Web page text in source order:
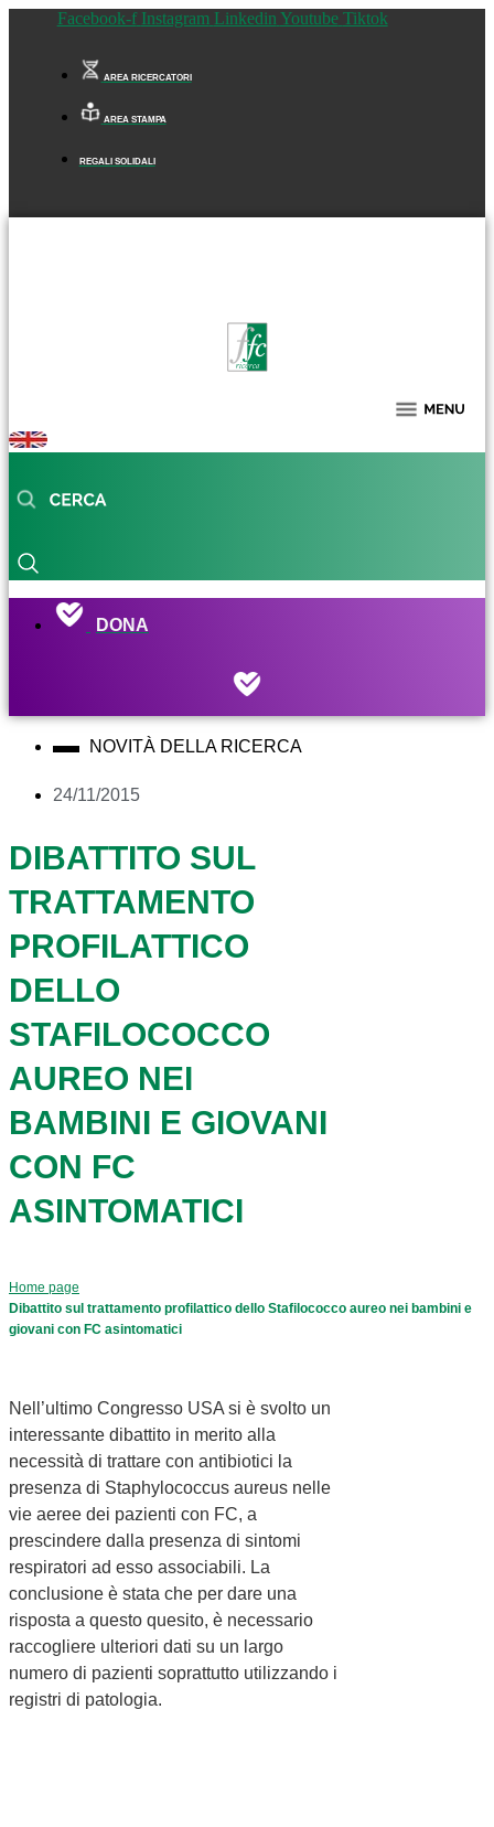
Facebook-f Instagram Linkedin Youtube Tiktok
AREA RICERCATORI
AREA STAMPA
REGALI SOLIDALI
DONA
NOVITÀ DELLA RICERCA
24/11/2015
DIBATTITO SUL
TRATTAMENTO
PROFILATTICO
DELLO
STAFILOCOCCO
AUREO NEI
BAMBINI E GIOVANI
CON FC
ASINTOMATICI
Home page
Dibattito sul trattamento profilattico dello Stafilococco aureo nei bambini e
giovani con FC asintomatici
Nell’ultimo Congresso USA si è svolto un
interessante dibattito in merito alla
necessità di trattare con antibiotici la
presenza di Staphylococcus aureus nelle
vie aeree dei pazienti con FC, a
prescindere dalla presenza di sintomi
respiratori ad esso associabili. La
conclusione è stata che per dare una
risposta a questo quesito, è necessario
raccogliere ulteriori dati su un largo
numero di pazienti soprattutto utilizzando i
registri di patologia.